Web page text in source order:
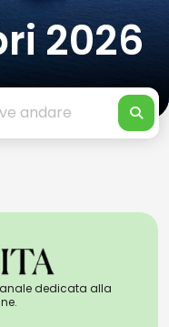
2026
dedicata alla